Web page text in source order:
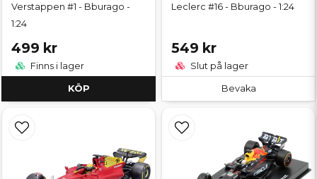
Verstappen #1 - Bburago -
1:24
499 kr
Finns i lager
KÖP
Leclerc #16 - Bburago - 1:24
549 kr
Slut på lager
Bevaka